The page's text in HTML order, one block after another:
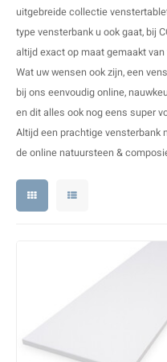
uitgebreide collectie
type vensterbank u ook gaat, bij
altijd exact op maat gemaakt
Wat uw wensen ook zijn, een
bij ons eenvoudig online,
en dit alles ook nog eens super
Altijd een prachtige vensterbank
de online natuursteen &